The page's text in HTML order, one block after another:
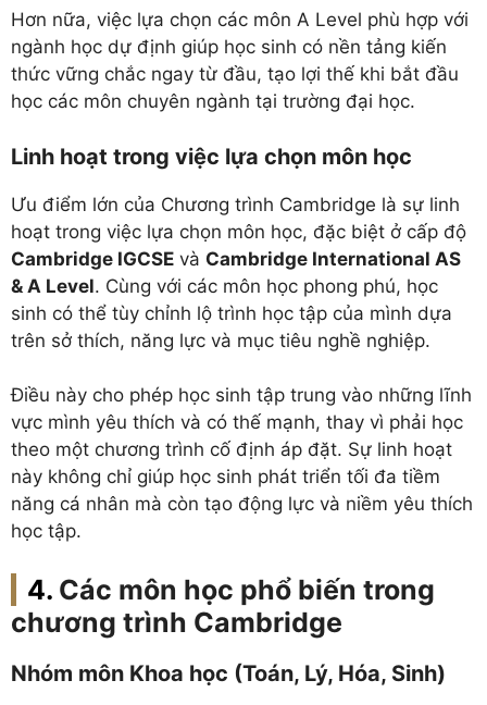
Hơn nữa, việc lựa chọn các môn A Level phù hợp với
ngành học dự định giúp học sinh có nền tảng kiến
thức vững chắc ngay từ đầu, tạo lợi thế khi bắt đầu
học các môn chuyên ngành tại trường đại học.
Linh hoạt trong việc lựa chọn môn học
Ưu điểm lớn của Chương trình Cambridge là sự linh
hoạt trong việc lựa chọn môn học, đặc biệt ở cấp độ
Cambridge IGCSE và Cambridge International AS
& A Level. Cùng với các môn học phong phú, học
sinh có thể tùy chỉnh lộ trình học tập của mình dựa
trên sở thích, năng lực và mục tiêu nghề nghiệp.
Điều này cho phép học sinh tập trung vào những lĩnh
vực mình yêu thích và có thế mạnh, thay vì phải học
theo một chương trình cố định áp đặt. Sự linh hoạt
này không chỉ giúp học sinh phát triển tối đa tiềm
năng cá nhân mà còn tạo động lực và niềm yêu thích
học tập.
Các môn học phổ biến trong
chương trình Cambridge
Nhóm môn Khoa học (Toán, Lý, Hóa, Sinh)